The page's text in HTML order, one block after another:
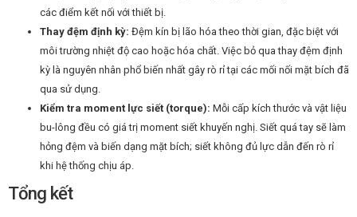
các điểm kết nối với thiết bị.
Thay đệm định kỳ: Đệm kín bị lão hóa theo thời gian, đặc biệt với
môi trường nhiệt độ cao hoặc hóa chất. Việc bỏ qua thay đệm định
kỳ là nguyên nhân phổ biến nhất gây rò rỉ tại các mối nối mặt bích đã
qua sử dụng.
Kiểm tra moment lực siết (torque): Mỗi cấp kích thước và vật liệu
bu-lông đều có giá trị moment siết khuyến nghị. Siết quá tay sẽ làm
hỏng đệm và biến dạng mặt bích; siết không đủ lực dẫn đến rò rỉ
khi hệ thống chịu áp.
Tổng kết